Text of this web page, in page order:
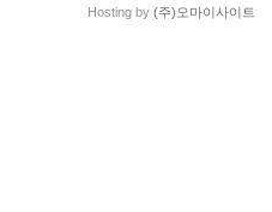
Hosting by (주)오마이사이트